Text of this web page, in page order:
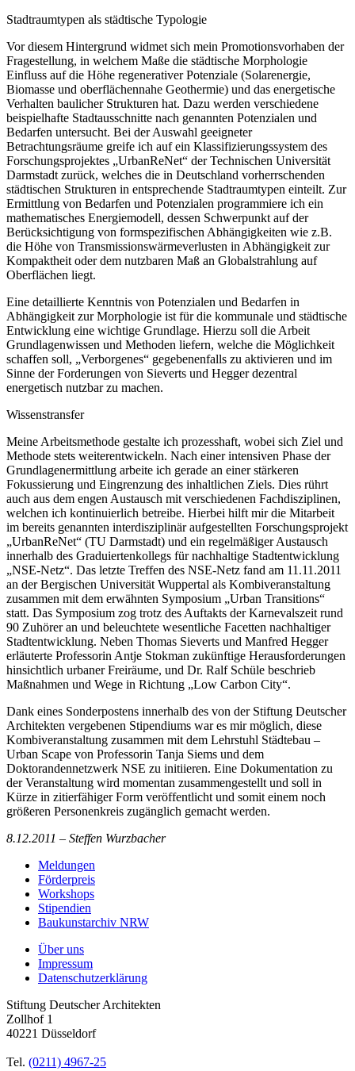
Stadtraumtypen als städtische Typologie
Vor diesem Hintergrund widmet sich mein Promotionsvorhaben der
Fragestellung, in welchem Maße die städtische Morphologie
Einfluss auf die Höhe regenerativer Potenziale (Solarenergie,
Biomasse und oberflächennahe Geothermie) und das energetische
Verhalten baulicher Strukturen hat. Dazu werden verschiedene
beispielhafte Stadtausschnitte nach genannten Potenzialen und
Bedarfen untersucht. Bei der Auswahl geeigneter
Betrachtungsräume greife ich auf ein Klassifizierungssystem des
Forschungsprojektes „UrbanReNet“ der Technischen Universität
Darmstadt zurück, welches die in Deutschland vorherrschenden
städtischen Strukturen in entsprechende Stadtraumtypen einteilt. Zur
Ermittlung von Bedarfen und Potenzialen programmiere ich ein
mathematisches Energiemodell, dessen Schwerpunkt auf der
Berücksichtigung von formspezifischen Abhängigkeiten wie z.B.
die Höhe von Transmissionswärmeverlusten in Abhängigkeit zur
Kompaktheit oder dem nutzbaren Maß an Globalstrahlung auf
Oberflächen liegt.
Eine detaillierte Kenntnis von Potenzialen und Bedarfen in
Abhängigkeit zur Morphologie ist für die kommunale und städtische
Entwicklung eine wichtige Grundlage. Hierzu soll die Arbeit
Grundlagenwissen und Methoden liefern, welche die Möglichkeit
schaffen soll, „Verborgenes“ gegebenenfalls zu aktivieren und im
Sinne der Forderungen von Sieverts und Hegger dezentral
energetisch nutzbar zu machen.
Wissenstransfer
Meine Arbeitsmethode gestalte ich prozesshaft, wobei sich Ziel und
Methode stets weiterentwickeln. Nach einer intensiven Phase der
Grundlagenermittlung arbeite ich gerade an einer stärkeren
Fokussierung und Eingrenzung des inhaltlichen Ziels. Dies rührt
auch aus dem engen Austausch mit verschiedenen Fachdisziplinen,
welchen ich kontinuierlich betreibe. Hierbei hilft mir die Mitarbeit
im bereits genannten interdisziplinär aufgestellten Forschungsprojekt
„UrbanReNet“ (TU Darmstadt) und ein regelmäßiger Austausch
innerhalb des Graduiertenkollegs für nachhaltige Stadtentwicklung
„NSE-Netz“. Das letzte Treffen des NSE-Netz fand am 11.11.2011
an der Bergischen Universität Wuppertal als Kombiveranstaltung
zusammen mit dem erwähnten Symposium „Urban Transitions“
statt. Das Symposium zog trotz des Auftakts der Karnevalszeit rund
90 Zuhörer an und beleuchtete wesentliche Facetten nachhaltiger
Stadtentwicklung. Neben Thomas Sieverts und Manfred Hegger
erläuterte Professorin Antje Stokman zukünftige Herausforderungen
hinsichtlich urbaner Freiräume, und Dr. Ralf Schüle beschrieb
Maßnahmen und Wege in Richtung „Low Carbon City“.
Dank eines Sonderpostens innerhalb des von der Stiftung Deutscher
Architekten vergebenen Stipendiums war es mir möglich, diese
Kombiveranstaltung zusammen mit dem Lehrstuhl Städtebau –
Urban Scape von Professorin Tanja Siems und dem
Doktorandennetzwerk NSE zu initiieren. Eine Dokumentation zu
der Veranstaltung wird momentan zusammengestellt und soll in
Kürze in zitierfähiger Form veröffentlicht und somit einem noch
größeren Personenkreis zugänglich gemacht werden.
8.12.2011 – Steffen Wurzbacher
Meldungen
Förderpreis
Workshops
Stipendien
Baukunstarchiv NRW
Über uns
Impressum
Datenschutzerklärung
Stiftung Deutscher Architekten
Zollhof 1
40221 Düsseldorf
Tel. (0211) 4967-25